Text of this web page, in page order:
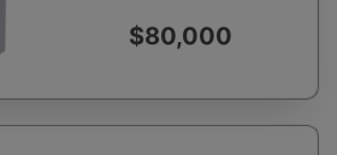
$80,000